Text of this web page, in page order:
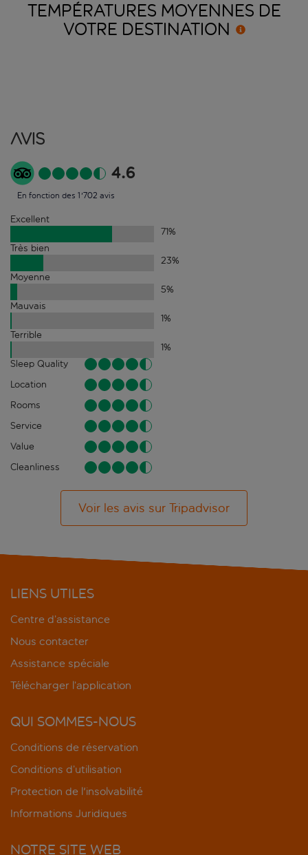
TEMPÉRATURES MOYENNES DE
VOTRE DESTINATION
Avis
4.6
En fonction des 1'702 avis
Excellent
71%
Très bien
23%
Moyenne
5%
Mauvais
1%
Terrible
1%
Sleep Quality
Location
Rooms
Service
Value
Cleanliness
Voir les avis sur Tripadvisor
LIENS UTILES
Centre d’assistance
Nous contacter
Assistance spéciale
Télécharger l’application
QUI SOMMES-NOUS
Conditions de réservation
Conditions d’utilisation
Protection de l'insolvabilité
Informations Juridiques
NOTRE SITE WEB